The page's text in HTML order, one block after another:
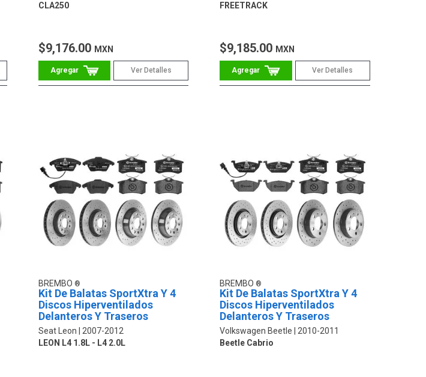
CLA250
$9,176.00 MXN
Ver Detalles
FREETRACK
$9,185.00 MXN
Ver Detalles
BREMBO
Kit De Balatas SportXtra Y 4
Discos Hiperventilados
Delanteros Y Traseros
Seat Leon
2007-2012
LEON L4 1.8L - L4 2.0L
BREMBO
Kit De Balatas SportXtra Y 4
Discos Hiperventilados
Delanteros Y Traseros
Volkswagen Beetle
2010-2011
Beetle Cabrio